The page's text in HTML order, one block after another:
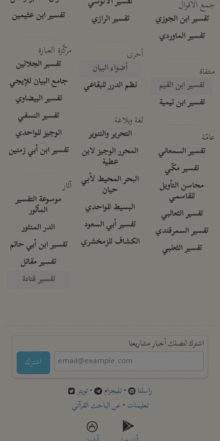
جمع الأقوال
تفسير ابن الجوزي
تفسير الماوردي
منتقاة
تفسير ابن القيم
تفسير ابن تيمية
عامّة
تفسير السمعاني
تفسير مكّي
محاسن التأويل
للقاسمي
تفسير الثعالبي
تفسير السمرقندي
تفسير الثعلبي
تفسير الرازي
أخرى
أضواء البيان
نظم الدرر للبقاعي
لغة وبلاغة
التحرير والتنوير
المحرر الوجيز لابن
عطية
البحر المحيط لأبي
حيان
البسيط للواحدي
تفسير أبي السعود
الكشاف للزمخشري
تفسير ابن عثيمين
مركَّزة العبارة
تفسير الجلالين
جامع البيان للإيجي
تفسير البيضاوي
تفسير النسفي
الوجيز للواحدي
تفسير ابن أبي زمنين
آثار
موسوعة التفسير
المأثور
الدر المنثور
تفسير ابن أبي حاتم
تفسير مقاتل
تفسير قتادة
اشترك لتصلك أخبار مشاريعنا
اشترك
راسلنا •تليجرام •تويتر
تعليمات •عن الباحث القرآني